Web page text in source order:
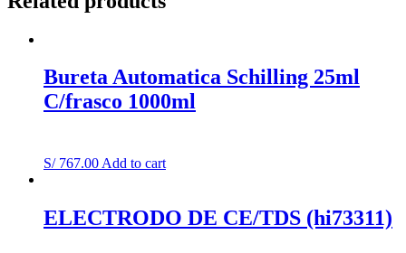
Bureta Automatica Schilling 25ml
C/frasco 1000ml
S/767.00 Add to cart
ELECTRODO DE CE/TDS (hi73311)